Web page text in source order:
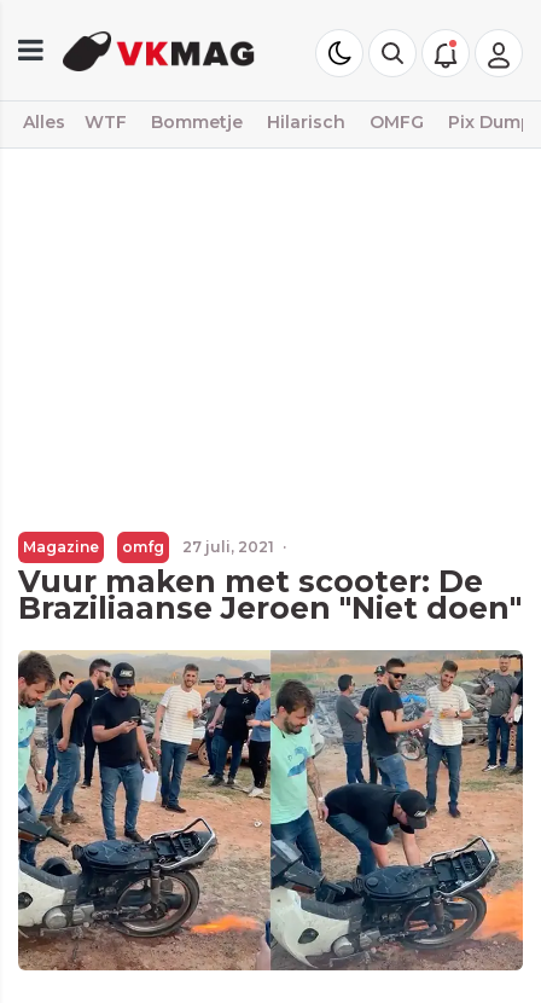
Alles WTF Bommetje Hilarisch OMFG Pix Dump
Magazine omfg 27 juli, 2021 ·
Vuur maken met scooter: De
Braziliaanse Jeroen "Niet doen"